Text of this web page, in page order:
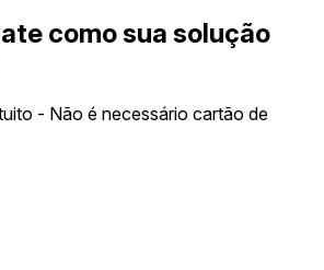
como sua solução
- Não é necessário cartão de